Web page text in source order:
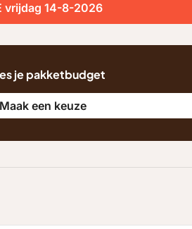
vrijdag 14-8-2026
je pakketbudget
Maak een keuze